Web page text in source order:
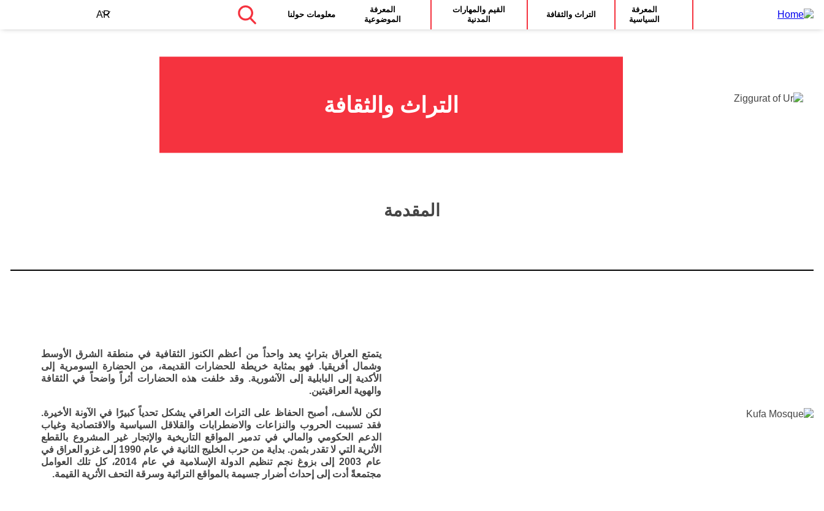
مباشرة
للمحتوى
Main
navigation
المعرفة
السياسية
التراث والثقافة
القيم والمهارات
المدنية
المعرفة
الموضوعية
معلومات حولنا AR
التراث والثقافة
المقدمة
يتمتع العراق بتراثٍ يعد واحداً من أعظم الكنوز الثقافية في منطقة الشرق الأوسط
وشمال أفريقيا. فهو بمثابة خريطة للحضارات القديمة، من الحضارة السومرية إلى
الأكدية إلى البابلية إلى الآشورية. وقد خلفت هذه الحضارات أثراً واضحاً في الثقافة
والهوية العراقيتين.
لكن للأسف، أصبح الحفاظ على التراث العراقي يشكل تحدياً كبيرًا في الآونة الأخيرة.
فقد تسببت الحروب والنزاعات والاضطرابات والقلاقل السياسية والاقتصادية وغياب
الدعم الحكومي والمالي في تدمير المواقع التاريخية والإتجار غير المشروع بالقطع
الأثرية التي لا تقدر بثمن. بداية من حرب الخليج الثانية في عام 1990 إلى غزو العراق في
عام 2003 إلى بزوغ نجم تنظيم الدولة الإسلامية في عام 2014، كل تلك العوامل
مجتمعةً أدت إلى إحداث أضرار جسيمة بالمواقع التراثية وسرقة التحف الأثرية القيمة.